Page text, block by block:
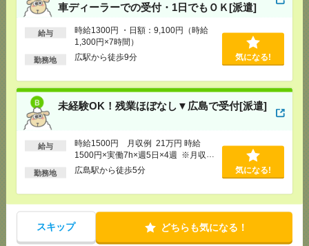
車ディーラーでの受付・1日でもＯＫ[派遣]
給与
時給1300円 ・日額：9,100円（時給
1,300円×7時間）
勤務地 広駅から徒歩9分 気になる!
未経験OK！残業ほぼなし▼広島で受付[派遣]
給与
時給1500円 月収例 21万円 時給
1500円×実働7h×週5日×4週 ※月収例
を保証するものではありません。※給
勤務地 広島駅から徒歩5分 気になる!
スキップ どちらも気になる！
[給 与]
時給1500円 月収例 21万円 時給1500円×
実働7h×週5日×4週 ※月収例を保証するものではあ
りません。※給与即受取りサービス利用可（利用条
件有）
[交通費] 1ヶ月3万円を上限として実費支給
[勤務地]広島駅から徒歩5分
気になる！
未経験OK！残業ほぼなし▼広島駅での受付[派遣]
[給 与]時給1400円 月収例 21万円 時給1400円×
実働7h30m×週5日×4週+残業5h ※月収例を保証す
るものではありません。※給与即受取りサービス利
用可（利用条件有）
[交通費]1ヶ月3万円を上限として実費支給
[月収例]20～25万円
[勤務地]広島駅駅から徒歩1分